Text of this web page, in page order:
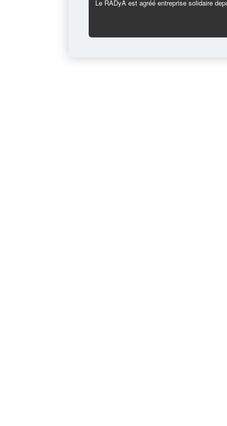
Le RADyA est agréé entreprise solidaire